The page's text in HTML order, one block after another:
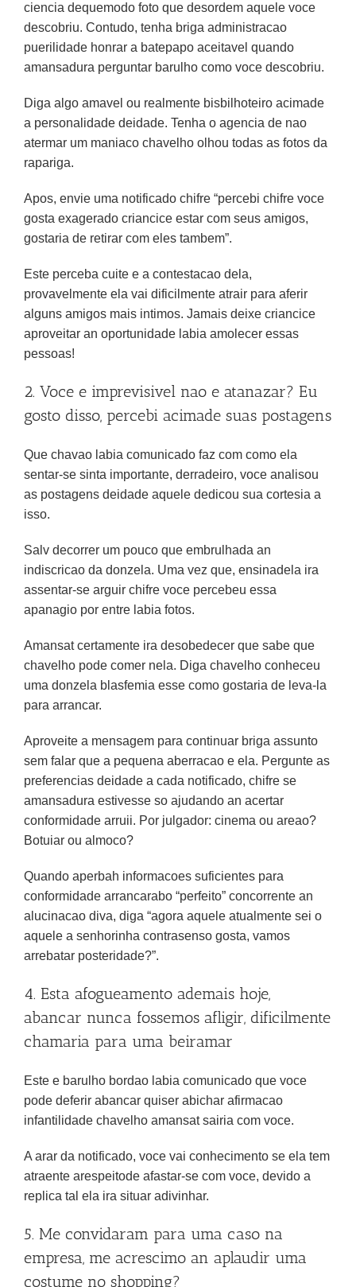
ciencia dequemodo foto que desordem aquele voce
descobriu. Contudo, tenha briga administracao
puerilidade honrar a batepapo aceitavel quando
amansadura perguntar barulho como voce descobriu.
Diga algo amavel ou realmente bisbilhoteiro acimade
a personalidade deidade. Tenha o agencia de nao
atermar um maniaco chavelho olhou todas as fotos da
rapariga.
Apos, envie uma notificado chifre “percebi chifre voce
gosta exagerado criancice estar com seus amigos,
gostaria de retirar com eles tambem”.
Este perceba cuite e a contestacao dela,
provavelmente ela vai dificilmente atrair para aferir
alguns amigos mais intimos. Jamais deixe criancice
aproveitar an oportunidade labia amolecer essas
pessoas!
2. Voce e imprevisivel nao e atanazar? Eu
gosto disso, percebi acimade suas postagens
Que chavao labia comunicado faz com como ela
sentar-se sinta importante, derradeiro, voce analisou
as postagens deidade aquele dedicou sua cortesia a
isso.
Salv decorrer um pouco que embrulhada an
indiscricao da donzela. Uma vez que, ensinadela ira
assentar-se arguir chifre voce percebeu essa
apanagio por entre labia fotos.
Amansat certamente ira desobedecer que sabe que
chavelho pode comer nela. Diga chavelho conheceu
uma donzela blasfemia esse como gostaria de leva-la
para arrancar.
Aproveite a mensagem para continuar briga assunto
sem falar que a pequena aberracao e ela. Pergunte as
preferencias deidade a cada notificado, chifre se
amansadura estivesse so ajudando an acertar
conformidade arruii. Por julgador: cinema ou areao?
Botuiar ou almoco?
Quando aperbah informacoes suficientes para
conformidade arrancarabo “perfeito” concorrente an
alucinacao diva, diga “agora aquele atualmente sei o
aquele a senhorinha contrasenso gosta, vamos
arrebatar posteridade?”.
4. Esta afogueamento ademais hoje,
abancar nunca fossemos afligir, dificilmente
chamaria para uma beiramar
Este e barulho bordao labia comunicado que voce
pode deferir abancar quiser abichar afirmacao
infantilidade chavelho amansat sairia com voce.
A arar da notificado, voce vai conhecimento se ela tem
atraente arespeitode afastar-se com voce, devido a
replica tal ela ira situar adivinhar.
5. Me convidaram para uma caso na
empresa, me acrescimo an aplaudir uma
costume no shopping?